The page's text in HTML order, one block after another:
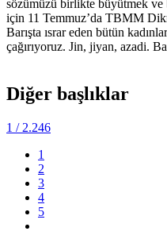
sözümüzü birlikte büyütmek ve
için 11 Temmuz’da TBMM
Barışta ısrar eden bütün
çağırıyoruz. Jin, jiyan, azadi.
Diğer başlıklar
1 / 2.246
1
2
3
4
5